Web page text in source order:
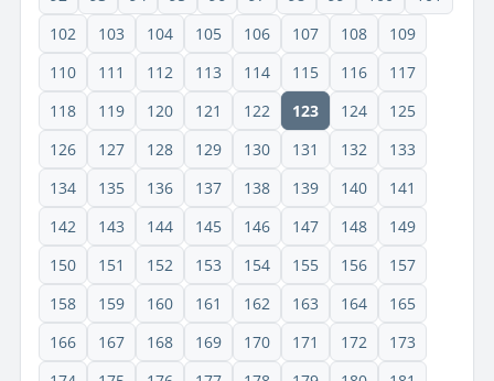
102
103 104 105 106 107 108
109
110
111 112 113 114 115 116
117
118
119 120 121 122 123 124
125
126
127 128 129 130 131 132
133
134
135 136 137 138 139 140
141
142
143 144 145 146 147 148
149
150
151 152 153 154 155 156
157
158
159 160 161 162 163 164
165
166
167 168 169 170 171 172
173